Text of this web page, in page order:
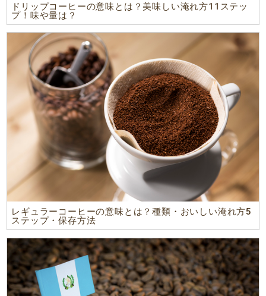
ドリップコーヒーの意味とは？美味しい淹れ方11ステッ
プ！味や量は？
レギュラーコーヒーの意味とは？種類・おいしい淹れ方5
ステップ・保存方法